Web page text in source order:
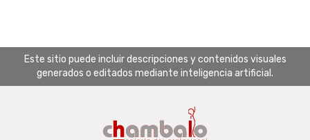
Este sitio puede incluir descripciones y contenidos visuales
generados o editados mediante inteligencia artificial.